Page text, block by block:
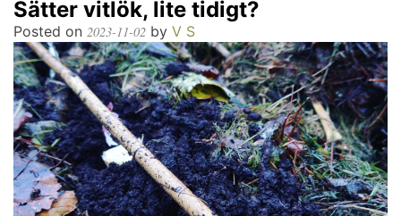
Sätter vitlök, lite tidigt?
Posted on 2023-11-02 by V S